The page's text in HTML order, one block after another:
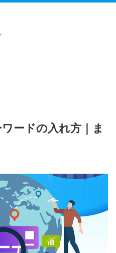
ードの入れ方｜ま